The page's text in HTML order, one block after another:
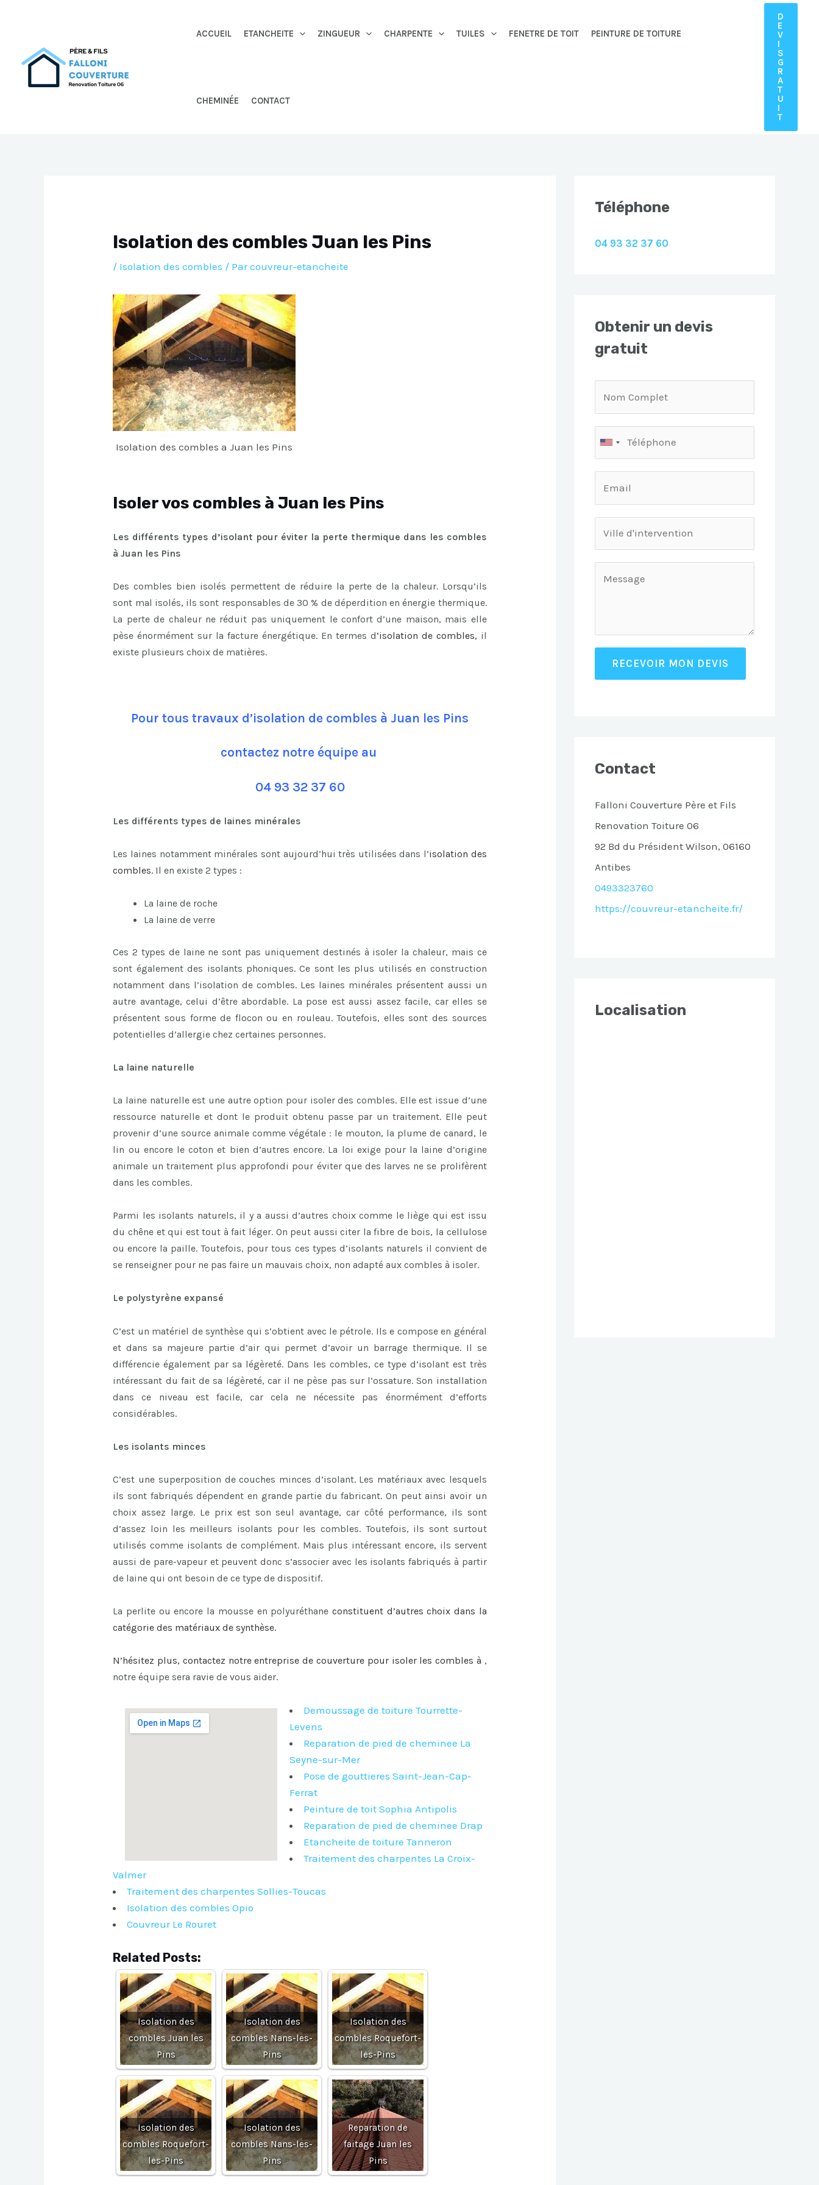
ACCUEIL ETANCHEITE ZINGUEUR CHARPENTE TUILES FENETRE DE TOIT PEINTURE DE TOITURE
CHEMINÉE CONTACT
D
E
V
I
S
G
R
A
T
U
I
T
Isolation des combles Juan les Pins
/ Isolation des combles / Parcouvreur-etancheite
Isolation des combles a Juan les Pins
Isoler vos combles à Juan les Pins
Les différents types d’isolant pour éviter la perte thermique dans les combles
à Juan les Pins
Des combles bien isolés permettent de réduire la perte de la chaleur. Lorsqu’ils
sont mal isolés, ils sont responsables de 30 % de déperdition en énergie thermique.
La perte de chaleur ne réduit pas uniquement le confort d’une maison, mais elle
pèse énormément sur la facture énergétique. En termes d‘isolation de combles, il
existe plusieurs choix de matières.
Pour tous travaux d’isolation de combles à Juan les Pins
contactez notre équipe au
04 93 32 37 60
Les différents types de laines minérales
Les laines notamment minérales sont aujourd’hui très utilisées dans l’isolation des
combles. Il en existe 2 types :
La laine de roche
La laine de verre
Ces 2 types de laine ne sont pas uniquement destinés à isoler la chaleur, mais ce
sont également des isolants phoniques. Ce sont les plus utilisés en construction
notamment dans l’isolation de combles. Les laines minérales présentent aussi un
autre avantage, celui d’être abordable. La pose est aussi assez facile, car elles se
présentent sous forme de flocon ou en rouleau. Toutefois, elles sont des sources
potentielles d’allergie chez certaines personnes.
La laine naturelle
La laine naturelle est une autre option pour isoler des combles. Elle est issue d’une
ressource naturelle et dont le produit obtenu passe par un traitement. Elle peut
provenir d’une source animale comme végétale : le mouton, la plume de canard, le
lin ou encore le coton et bien d’autres encore. La loi exige pour la laine d’origine
animale un traitement plus approfondi pour éviter que des larves ne se prolifèrent
dans les combles.
Parmi les isolants naturels, il y a aussi d’autres choix comme le liège qui est issu
du chêne et qui est tout à fait léger. On peut aussi citer la fibre de bois, la cellulose
ou encore la paille. Toutefois, pour tous ces types d’isolants naturels il convient de
se renseigner pour ne pas faire un mauvais choix, non adapté aux combles à isoler.
Le polystyrène expansé
C’est un matériel de synthèse qui s’obtient avec le pétrole. Ils e compose en général
et dans sa majeure partie d’air qui permet d’avoir un barrage thermique. Il se
différencie également par sa légèreté. Dans les combles, ce type d’isolant est très
intéressant du fait de sa légèreté, car il ne pèse pas sur l’ossature. Son installation
dans ce niveau est facile, car cela ne nécessite pas énormément d’efforts
considérables.
Les isolants minces
C’est une superposition de couches minces d’isolant. Les matériaux avec lesquels
ils sont fabriqués dépendent en grande partie du fabricant. On peut ainsi avoir un
choix assez large. Le prix est son seul avantage, car côté performance, ils sont
d’assez loin les meilleurs isolants pour les combles. Toutefois, ils sont surtout
utilisés comme isolants de complément. Mais plus intéressant encore, ils servent
aussi de pare-vapeur et peuvent donc s’associer avec les isolants fabriqués à partir
de laine qui ont besoin de ce type de dispositif.
La perlite ou encore la mousse en polyuréthane constituent d’autres choix dans la
catégorie des matériaux de synthèse.
N’hésitez plus, contactez notre entreprise de couverture pourisoler les combles à ,
notre équipe sera ravie de vous aider.
Demoussage de toiture Tourrette-
Levens
Reparation de pied de cheminee La
Seyne-sur-Mer
Pose de gouttieres Saint-Jean-Cap-
Ferrat
Peinture de toit Sophia Antipolis
Reparation de pied de cheminee Drap
Etancheite de toiture Tanneron
Traitement des charpentes La Croix-
Valmer
Traitement des charpentes Sollies-Toucas
Isolation des combles Opio
Couvreur Le Rouret
Related Posts:
Isolation des
combles Juan les
Pins
Isolation des
combles Nans-les-
Pins
Isolation des
combles Roquefort-
les-Pins
Isolation des
combles Roquefort-
les-Pins
Isolation des
combles Nans-les-
Pins
Reparation de
faitage Juan les
Pins
Téléphone
04 93 32 37 60
Obtenir un devis
gratuit
RECEVOIR MON DEVIS
Contact
Falloni Couverture Père et Fils
Renovation Toiture 06
92 Bd du Président Wilson, 06160
Antibes
0493323760
https://couvreur-etancheite.fr/
Localisation